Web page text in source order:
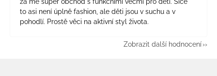
za mě super obchod s funkčními věcmi pro děti. Sice
to asi není úplně fashion, ale děti jsou v suchu a v
pohodlí. Prostě věci na aktivní styl života.
Zobrazit další hodnocení